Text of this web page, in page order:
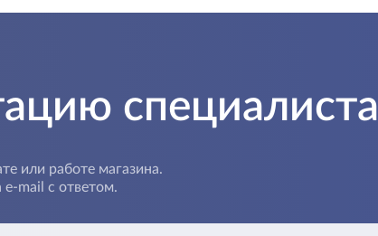
специалиста
или работе магазина.
mail с ответом.